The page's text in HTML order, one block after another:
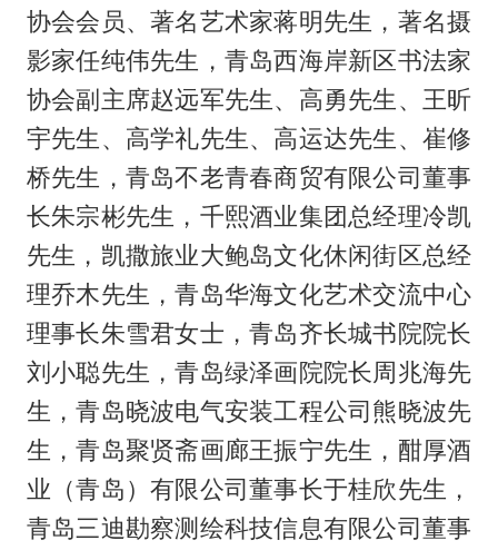
协会会员、著名艺术家蒋明先生，著名摄
影家任纯伟先生，青岛西海岸新区书法家
协会副主席赵远军先生、高勇先生、王昕
宇先生、高学礼先生、高运达先生、崔修
桥先生，青岛不老青春商贸有限公司董事
长朱宗彬先生，千熙酒业集团总经理冷凯
先生，凯撒旅业大鲍岛文化休闲街区总经
理乔木先生，青岛华海文化艺术交流中心
理事长朱雪君女士，青岛齐长城书院院长
刘小聪先生，青岛绿泽画院院长周兆海先
生，青岛晓波电气安装工程公司熊晓波先
生，青岛聚贤斋画廊王振宁先生，酣厚酒
业（青岛）有限公司董事长于桂欣先生，
青岛三迪勘察测绘科技信息有限公司董事